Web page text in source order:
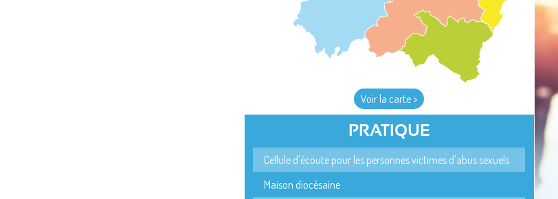
Voir la carte >
PRATIQUE
Cellule d'écoute pour les personnes victimes d'abus sexuels
Maison diocésaine